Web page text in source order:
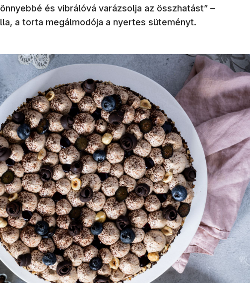
és vibrálóvá varázsolja az összhatást” –
a torta megálmodója a nyertes süteményt.